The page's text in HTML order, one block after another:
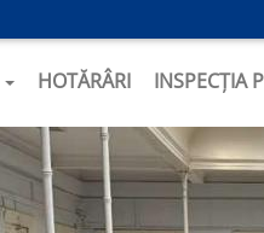
HOTĂRÂRI INSPECȚIA